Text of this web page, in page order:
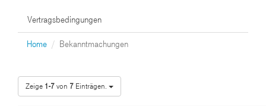
Vertragsbedingungen
Home Bekanntmachungen
Zeige 1-7von 7 Einträgen.